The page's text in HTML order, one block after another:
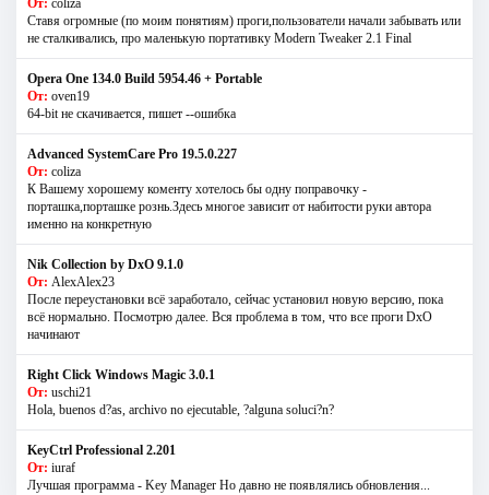
От: coliza
Ставя огромные (по моим понятиям) проги,пользователи начали забывать или
не сталкивались, про маленькую портативку Modern Tweaker 2.1 Final
Opera One 134.0 Build 5954.46 + Portable
От: oven19
64-bit не скачивается, пишет --ошибка
Advanced SystemCare Pro 19.5.0.227
От: coliza
К Вашему хорошему коменту хотелось бы одну поправочку -
порташка,порташке рознь.Здесь многое зависит от набитости руки автора
именно на конкретную
Nik Collection by DxO 9.1.0
От: AlexAlex23
После переустановки всё заработало, сейчас установил новую версию, пока
всё нормально. Посмотрю далее. Вся проблема в том, что все проги DxO
начинают
Right Click Windows Magic 3.0.1
От: uschi21
Hola, buenos d?as, archivo no ejecutable, ?alguna soluci?n?
KeyCtrl Professional 2.201
От: iuraf
Лучшая программа - Key Manager Но давно не появлялись обновления...